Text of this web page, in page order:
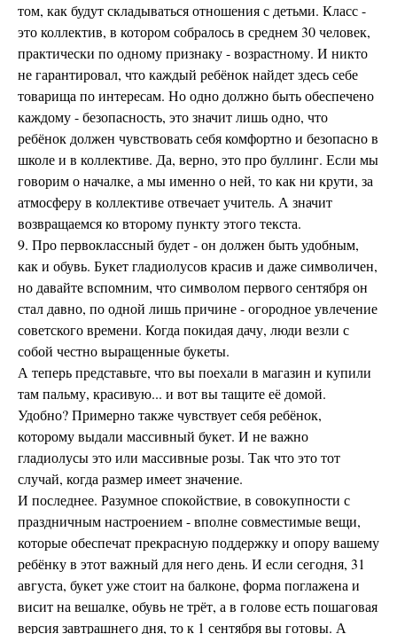
том, как будут складываться отношения с детьми. Класс -
это коллектив, в котором собралось в среднем 30 человек,
практически по одному признаку - возрастному. И никто
не гарантировал, что каждый ребёнок найдет здесь себе
товарища по интересам. Но одно должно быть обеспечено
каждому - безопасность, это значит лишь одно, что
ребёнок должен чувствовать себя комфортно и безопасно в
школе и в коллективе. Да, верно, это про буллинг. Если мы
говорим о началке, а мы именно о ней, то как ни крути, за
атмосферу в коллективе отвечает учитель. А значит
возвращаемся ко второму пункту этого текста.
9. Про первоклассный будет - он должен быть удобным,
как и обувь. Букет гладиолусов красив и даже символичен,
но давайте вспомним, что символом первого сентября он
стал давно, по одной лишь причине - огородное увлечение
советского времени. Когда покидая дачу, люди везли с
собой честно выращенные букеты.
А теперь представьте, что вы поехали в магазин и купили
там пальму, красивую... и вот вы тащите её домой.
Удобно? Примерно также чувствует себя ребёнок,
которому выдали массивный букет. И не важно
гладиолусы это или массивные розы. Так что это тот
случай, когда размер имеет значение.
И последнее. Разумное спокойствие, в совокупности с
праздничным настроением - вполне совместимые вещи,
которые обеспечат прекрасную поддержку и опору вашему
ребёнку в этот важный для него день. И если сегодня, 31
августа, букет уже стоит на балконе, форма поглажена и
висит на вешалке, обувь не трёт, а в голове есть пошаговая
версия завтрашнего дня, то к 1 сентября вы готовы. А